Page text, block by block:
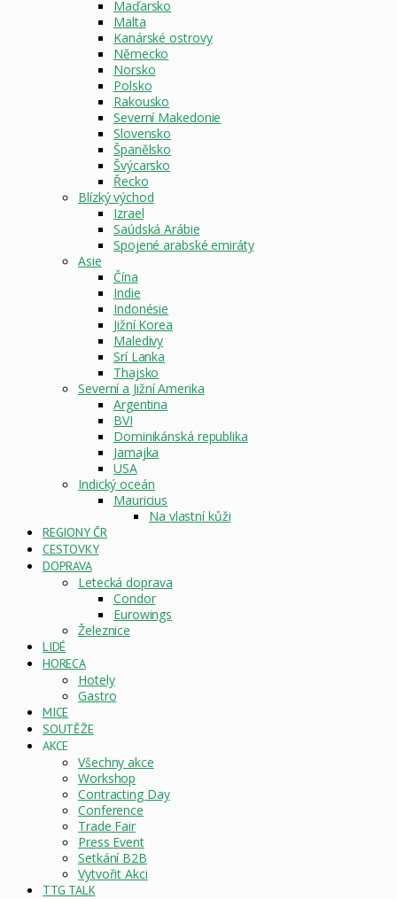
Maďarsko
Malta
Kanárské ostrovy
Německo
Norsko
Polsko
Rakousko
Severní Makedonie
Slovensko
Španělsko
Švýcarsko
Řecko
Blízký východ
Izrael
Saúdská Arábie
Spojené arabské emiráty
Asie
Čína
Indie
Indonésie
Jižní Korea
Maledivy
Srí Lanka
Thajsko
Severní a Jižní Amerika
Argentina
BVI
Dominikánská republika
Jamajka
USA
Indický oceán
Mauricius
Na vlastní kůži
REGIONY ČR
CESTOVKY
DOPRAVA
Letecká doprava
Condor
Eurowings
Železnice
LIDÉ
HORECA
Hotely
Gastro
MICE
SOUTĚŽE
AKCE
Všechny akce
Workshop
Contracting Day
Conference
Trade Fair
Press Event
Setkání B2B
Vytvořit Akci
TTG TALK